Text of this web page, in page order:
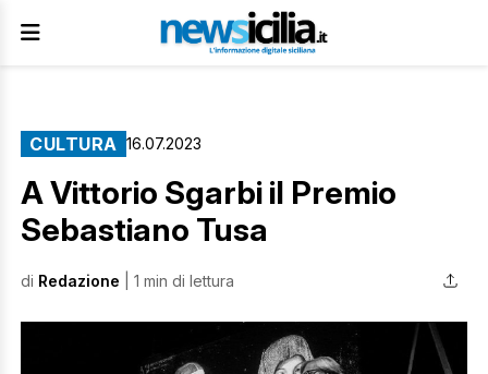
CULTURA 16.07.2023
A Vittorio Sgarbi il Premio
Sebastiano Tusa
di Redazione | 1 min di lettura